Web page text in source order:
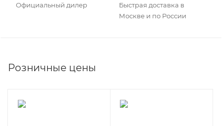
Официальный дилер
Быстрая доставка в
Москве и по России
Розничные цены